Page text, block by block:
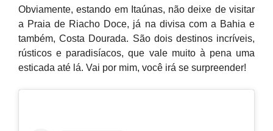
Obviamente, estando em Itaúnas, não deixe de visitar
a Praia de Riacho Doce, já na divisa com a Bahia e
também, Costa Dourada. São dois destinos incríveis,
rústicos e paradisíacos, que vale muito à pena uma
esticada até lá. Vai por mim, você irá se surpreender!